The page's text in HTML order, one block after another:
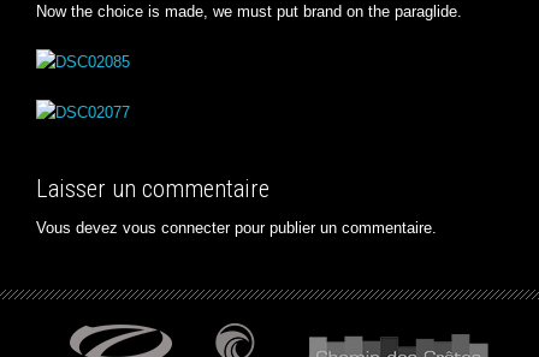
Now the choice is made, we must put brand on the paraglide.
Laisser un commentaire
Vous devez vous connecterpour publier un commentaire.